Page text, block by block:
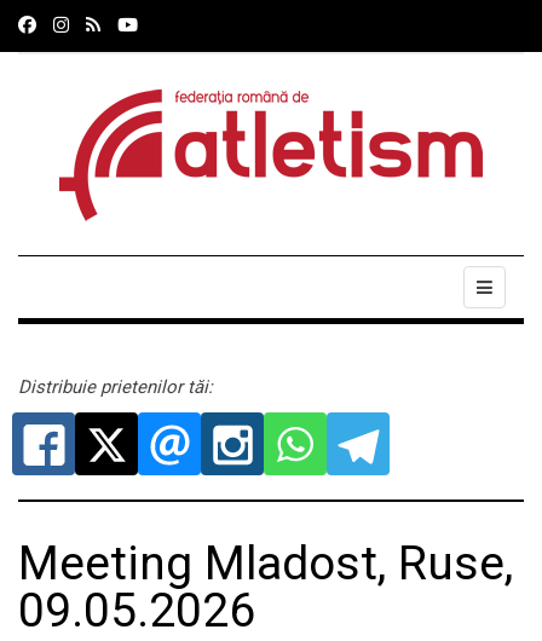
Distribuie prietenilor tăi:
Meeting Mladost, Ruse,
09.05.2026